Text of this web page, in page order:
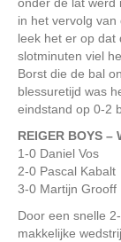
in het vervolg
leek het er op dat
slotminuten viel
Borst die de bal
blessuretijd was
eindstand op 0-2
REIGER BOYS –
1-0 Daniel Vos
2-0 Pascal Kabalt
3-0 Martijn Grooff
Door een snelle
makkelijke